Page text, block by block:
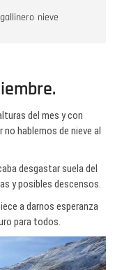
gallinero nieve
del mes y con
hablemos de nieve al
desgastar suela del
y posibles descensos.
a darnos esperanza
para todos.